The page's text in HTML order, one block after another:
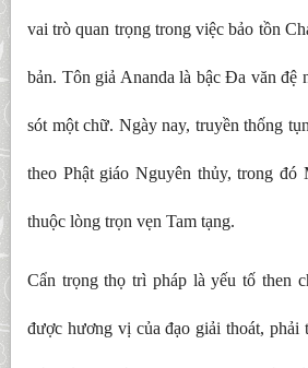
vai trò quan trọng trong việc bảo tồn
bản. Tôn giả Ananda là bậc Đa văn đệ
sót một chữ. Ngày nay, truyền thống
theo Phật giáo Nguyên thủy, trong
thuộc lòng trọn vẹn Tam tạng.
Cẩn trọng thọ trì pháp là yếu tố then
được hương vị của đạo giải thoát,